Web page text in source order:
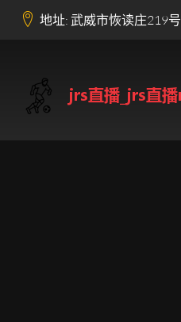
地址: 武威市恢读庄219号